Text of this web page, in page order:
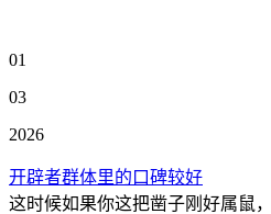
01
03
2026
开辟者群体里的口碑较好
这时候如果你这把凿子刚好属鼠